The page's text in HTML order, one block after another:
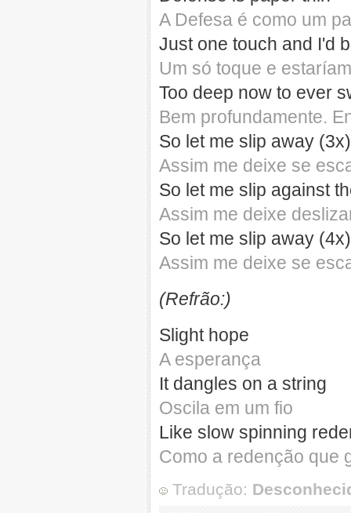
A Defesa é como um
Just one touch and I'd
Um só toque e
Too deep now to ever
Bem profundamente.
So let me slip away (3x)
Assim me deixe se
So let me slip against
Assim me deixe
So let me slip away (4x)
Assim me deixe se
(Refrão:)
Slight hope
A esperança
It dangles on a string
Oscila em um fio
Like slow spinning
Como a redenção que
Tradução: